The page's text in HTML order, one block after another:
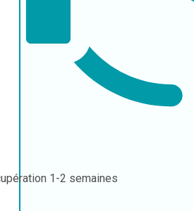
1-2 semaines